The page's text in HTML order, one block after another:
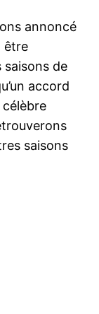
annoncé
être
saisons de
accord
saisons